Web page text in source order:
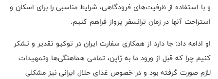
و با استفاده از ظرفیت‌های فرودگاهی، شرایط مناسبی را برای اسکان و
استراحت آنها در زمان ترانسفر پرواز فراهم کنیم.
او ادامه داد: جا دارد از همکاری سفارت ایران در توکیو تقدیر و تشکر
کنیم چرا که قبل از ورود ما به ژاپن، تمامی هماهنگی‌ها وتمهیدات
لازم صورت گرفته بود و در خصوص غذای حلال ایرانی نیز مشکلی